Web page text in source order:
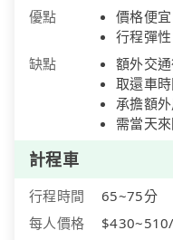
優點
價格便宜
行程彈性
缺點
額外交
取還車
承擔額
需當天
計程車
行程時間
65~75分
每人價格